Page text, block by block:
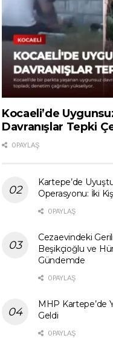
Kocaeli’de
Davranışlar Tepki
0 PAYLAŞ
Kartepe’de
Operasyonu: İki
0 PAYLAŞ
Cezaevindeki
Beşikçioğlu ve
Gündemde
0 PAYLAŞ
MHP Kartepe’de
Geldi
0 PAYLAŞ